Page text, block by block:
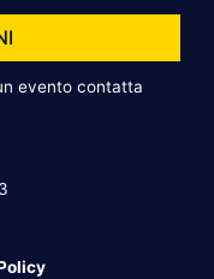
evento contatta